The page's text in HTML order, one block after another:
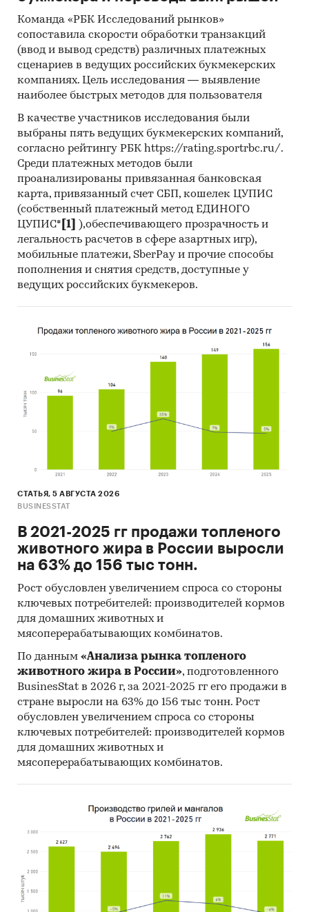
инвестиционной рекомендацией
Категории: Россия
Услуги для бизнеса / ... / Образование /
Автошкола
Пандемия
Команда «РБК Исследований рынков»
сопоставила скорости обработки транзакций
(ввод и вывод средств) различных платежных
сценариев в ведущих российских букмекерских
компаниях. Цель исследования — выявление
наиболее быстрых методов для пользователя
В качестве участников исследования были
выбраны пять ведущих букмекерских компаний,
согласно рейтингу РБК https://rating.sportrbc.ru/.
Среди платежных методов были
проанализированы привязанная банковская
карта, привязанный счет СБП, кошелек ЦУПИС
(собственный платежный метод ЕДИНОГО
ЦУПИС* [1]
),обеспечивающего прозрачность и
легальность расчетов в сфере азартных игр),
мобильные платежи, SberPay и прочие способы
пополнения и снятия средств, доступные у
ведущих российских букмекеров.
СТАТЬЯ, 5 АВГУСТА 2026
BUSINESSTAT
В 2021-2025 гг продажи топленого
животного жира в России выросли
на 63% до 156 тыс тонн.
Рост обусловлен увеличением спроса со стороны
ключевых потребителей: производителей кормов
для домашних животных и
мясоперерабатывающих комбинатов.
По данным «Анализа рынка топленого
животного жира в России», подготовленного
BusinesStat в 2026 г, за 2021-2025 гг его продажи в
стране выросли на 63% до 156 тыс тонн. Рост
обусловлен увеличением спроса со стороны
ключевых потребителей: производителей кормов
для домашних животных и
мясоперерабатывающих комбинатов.